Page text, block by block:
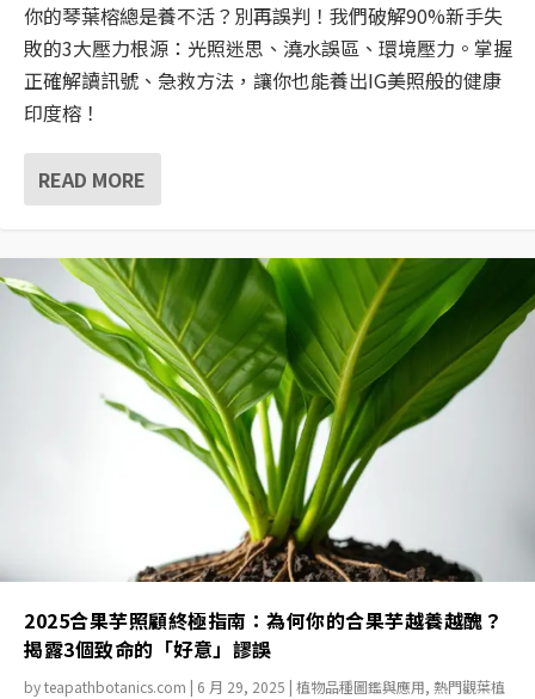
你的琴葉榕總是養不活？別再誤判！我們破解90%新手失
敗的3大壓力根源：光照迷思、澆水誤區、環境壓力。掌握
正確解讀訊號、急救方法，讓你也能養出IG美照般的健康
印度榕！
READ MORE
2025合果芋照顧終極指南：為何你的合果芋越養越醜？
揭露3個致命的「好意」謬誤
byteapathbotanics.com | 6 月 29, 2025 | 植物品種圖鑑與應用, 熱門觀葉植